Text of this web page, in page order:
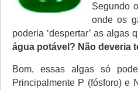
Segundo
onde os
poderia ‘despertar’ as algas
água potável? Não deveria
Bom, essas algas só
Principalmente P (fósforo) e